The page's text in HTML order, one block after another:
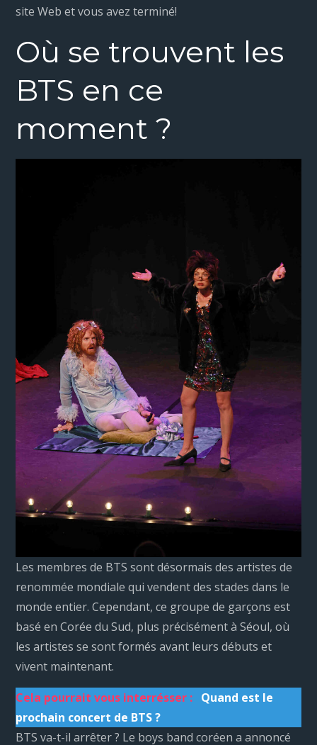
site Web et vous avez terminé!
Où se trouvent les
BTS en ce
moment ?
Les membres de BTS sont désormais des artistes de
renommée mondiale qui vendent des stades dans le
monde entier. Cependant, ce groupe de garçons est
basé en Corée du Sud, plus précisément à Séoul, où
les artistes se sont formés avant leurs débuts et
vivent maintenant.
Cela pourrait vous interrésser : Quand est le
prochain concert de BTS ?
BTS va-t-il arrêter ? Le boys band coréen a annoncé